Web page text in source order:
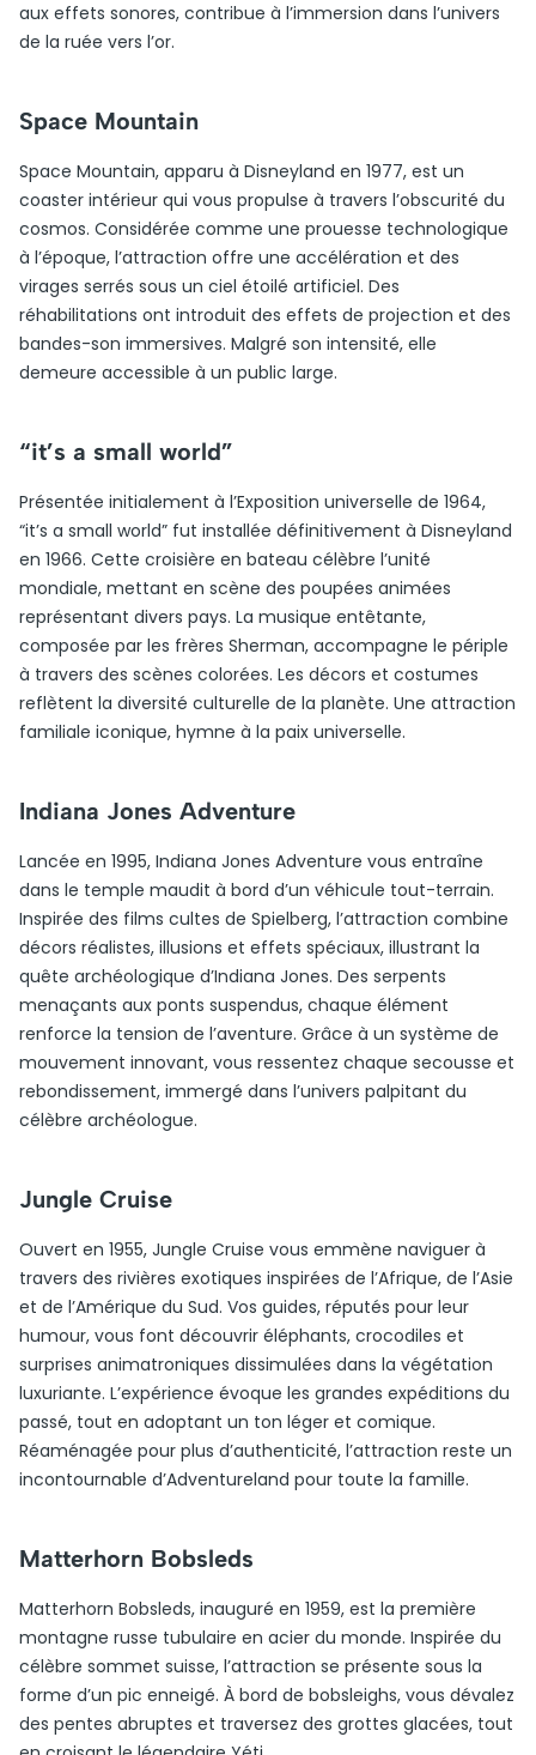
aux effets sonores, contribue à l’immersion dans l’univers
de la ruée vers l’or.
Space Mountain
Space Mountain, apparu à Disneyland en 1977, est un
coaster intérieur qui vous propulse à travers l’obscurité du
cosmos. Considérée comme une prouesse technologique
à l’époque, l’attraction offre une accélération et des
virages serrés sous un ciel étoilé artificiel. Des
réhabilitations ont introduit des effets de projection et des
bandes-son immersives. Malgré son intensité, elle
demeure accessible à un public large.
“it’s a small world”
Présentée initialement à l’Exposition universelle de 1964,
“it’s a small world” fut installée définitivement à Disneyland
en 1966. Cette croisière en bateau célèbre l’unité
mondiale, mettant en scène des poupées animées
représentant divers pays. La musique entêtante,
composée par les frères Sherman, accompagne le périple
à travers des scènes colorées. Les décors et costumes
reflètent la diversité culturelle de la planète. Une attraction
familiale iconique, hymne à la paix universelle.
Indiana Jones Adventure
Lancée en 1995, Indiana Jones Adventure vous entraîne
dans le temple maudit à bord d’un véhicule tout-terrain.
Inspirée des films cultes de Spielberg, l’attraction combine
décors réalistes, illusions et effets spéciaux, illustrant la
quête archéologique d’Indiana Jones. Des serpents
menaçants aux ponts suspendus, chaque élément
renforce la tension de l’aventure. Grâce à un système de
mouvement innovant, vous ressentez chaque secousse et
rebondissement, immergé dans l’univers palpitant du
célèbre archéologue.
Jungle Cruise
Ouvert en 1955, Jungle Cruise vous emmène naviguer à
travers des rivières exotiques inspirées de l’Afrique, de l’Asie
et de l’Amérique du Sud. Vos guides, réputés pour leur
humour, vous font découvrir éléphants, crocodiles et
surprises animatroniques dissimulées dans la végétation
luxuriante. L’expérience évoque les grandes expéditions du
passé, tout en adoptant un ton léger et comique.
Réaménagée pour plus d’authenticité, l’attraction reste un
incontournable d’Adventureland pour toute la famille.
Matterhorn Bobsleds
Matterhorn Bobsleds, inauguré en 1959, est la première
montagne russe tubulaire en acier du monde. Inspirée du
célèbre sommet suisse, l’attraction se présente sous la
forme d’un pic enneigé. À bord de bobsleighs, vous dévalez
des pentes abruptes et traversez des grottes glacées, tout